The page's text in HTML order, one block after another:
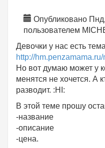
Опубликовано
пользователем
Девочки у нас есть
http://
Но вот думаю может у
менятся не хочется. А
разводит. :HI:
В этой теме прошу
-название
-описание
-цена.